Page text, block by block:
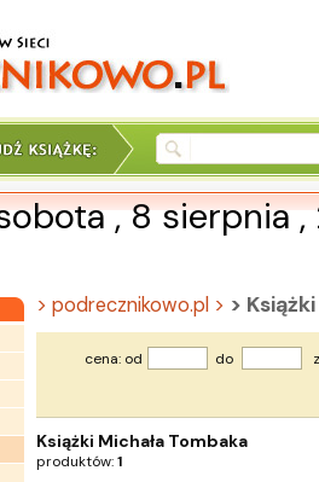
, 8 sierpnia
> podrecznikowo.pl > >
cena: od do
Książki Michała Tombaka
produktów:1